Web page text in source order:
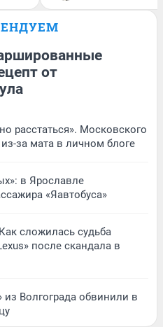
от
расстаться». Московского
за мата в личном блоге
в Ярославле
«Яавтобуса»
сложилась судьба
после скандала в
Волгограда обвинили в